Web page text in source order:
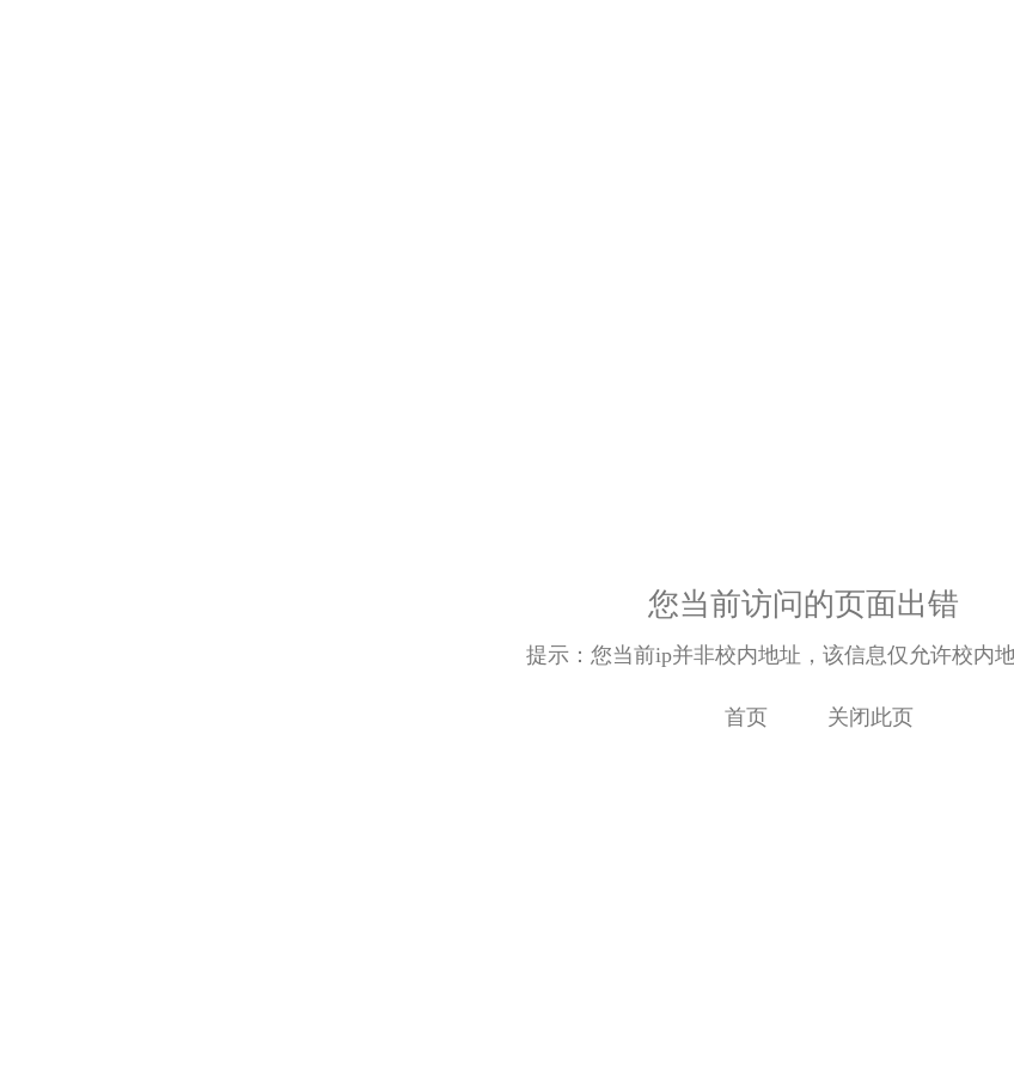
您当前访问的页面出错
提示：您当前ip并非校内地址，该信息仅允许校内
首页 关闭此页